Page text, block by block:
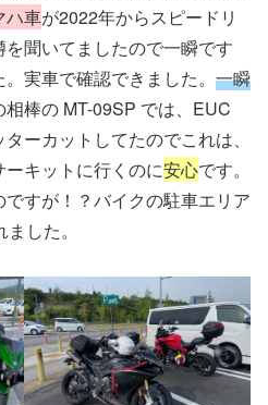
ハ車が2022年からスピードリ
聞いてましたので一瞬です
実車で確認できました。 一瞬
相棒の MT-09SP では、EUC
ーカットしてたのでこれは、
キットに行くのに安心です。
すが！？バイクの駐車エリア
した。